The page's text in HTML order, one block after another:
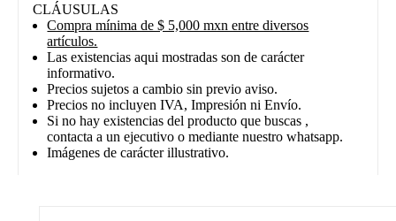
CLÁUSULAS
Compra mínima de $ 5,000 mxn entre diversos
artículos.
Las existencias aqui mostradas son de carácter
informativo.
Precios sujetos a cambio sin previo aviso.
Precios no incluyen IVA, Impresión ni Envío.
Si no hay existencias del producto que buscas ,
contacta a un ejecutivo o mediante nuestro whatsapp.
Imágenes de carácter illustrativo.